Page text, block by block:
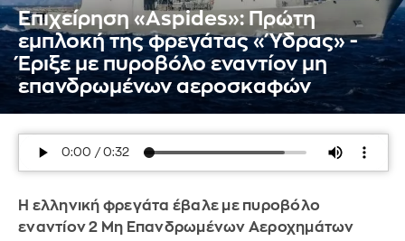
Επιχείρηση «Aspides»: Πρώτη
εμπλοκή της φρεγάτας «Ύδρας» -
Έριξε με πυροβόλο εναντίον μη
επανδρωμένων αεροσκαφών
Η ελληνική φρεγάτα έβαλε με πυροβόλο
εναντίον 2 Μη Επανδρωμένων Αεροχημάτων